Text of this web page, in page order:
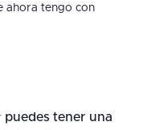
ahora tengo con
puedes tener una